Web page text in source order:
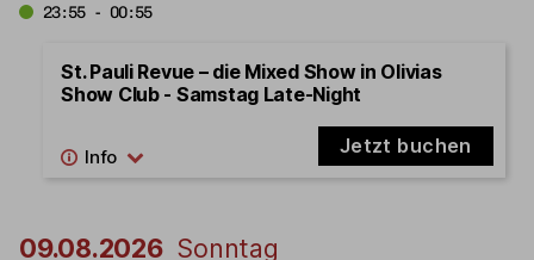
23:55 - 00:55
St. Pauli Revue – die Mixed Show in Olivias
Show Club - Samstag Late-Night
Jetzt buchen
09.08.2026 Sonntag